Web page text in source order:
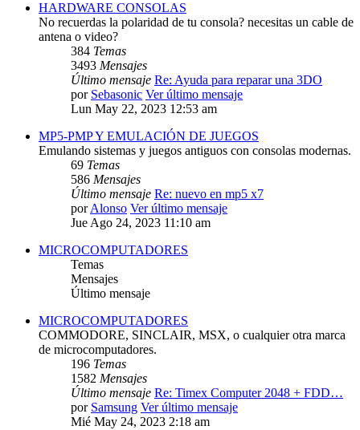
HARDWARE CONSOLAS
No recuerdas la polaridad de tu consola? necesitas un cable de
antena o video?
384 Temas
3493 Mensajes
Último mensaje Re: Ayuda para reparar una 3DO
por Sebasonic Ver último mensaje
Lun May 22, 2023 12:53 am
MP5-PMP Y EMULACIÓN DE JUEGOS
Emulando sistemas y juegos antiguos con consolas modernas.
69 Temas
586 Mensajes
Último mensaje Re: nuevo en mp5 x7
porAlonso Ver último mensaje
Jue Ago 24, 2023 11:10 am
MICROCOMPUTADORES
Temas
Mensajes
Último mensaje
MICROCOMPUTADORES
COMMODORE, SINCLAIR, MSX, o cualquier otra marca
de microcomputadores.
196 Temas
1582 Mensajes
Último mensaje Re: Timex Computer 2048 + FDD…
por Samsung Ver último mensaje
Mié May 24, 2023 2:18 am